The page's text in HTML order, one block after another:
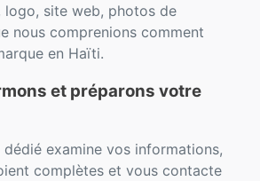
logo, site web, photos de
nous comprenions comment
en Haïti.
et préparons votre
examine vos informations,
complètes et vous contacte